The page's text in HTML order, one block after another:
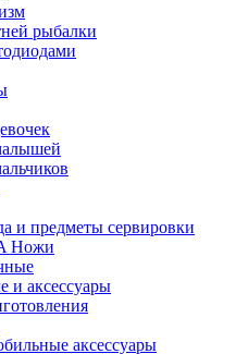
рыбалки
и предметы сервировки
Ножи
и аксессуары
аксессуары